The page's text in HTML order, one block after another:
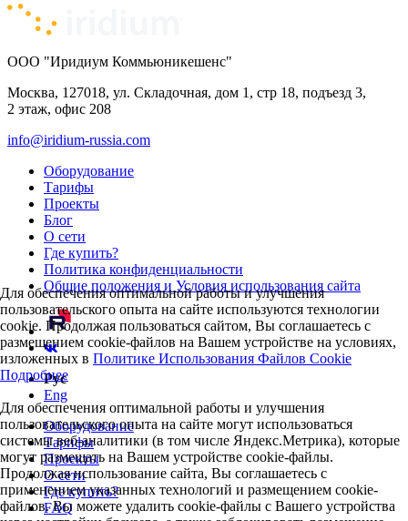
ООО "Иридиум Коммьюникешенс"
Москва, 127018, ул. Складочная, дом 1, стр 18, подъезд 3,
2 этаж, офис 208
info@iridium-russia.com
Оборудование
Тарифы
Проекты
Блог
О сети
Где купить?
Политика конфиденциальности
Общие положения и Условия использования сайта
Рус
Eng
Оборудование
Тарифы
Проекты
О сети
Где купить?
FAQ
Для обеспечения оптимальной работы и улучшения
пользовательского опыта на сайте используются технологии
cookie. Продолжая пользоваться сайтом, Вы соглашаетесь с
размещением cookie-файлов на Вашем устройстве на условиях,
изложенных в Политике Использования Файлов Cookie
Подробнее
Для обеспечения оптимальной работы и улучшения
пользовательского опыта на сайте могут использоваться
системы веб-аналитики (в том числе Яндекс.Метрика), которые
могут размещать на Вашем устройстве cookie-файлы.
Продолжая использование сайта, Вы соглашаетесь с
применением указанных технологий и размещением cookie-
файлов. Вы можете удалить cookie-файлы с Вашего устройства